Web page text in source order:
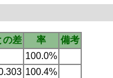
の差 率
備考
100.0%
100.4%